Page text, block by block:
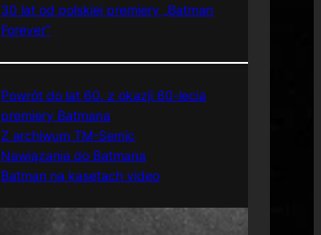
30 lat od polskiej premiery „Batman
Forever”
Powrót do lat 60. z okazji 60-lecia
premiery Batmana
Z archiwum TM-Semic
Nawiązania do Batmana
Batman na kasetach video